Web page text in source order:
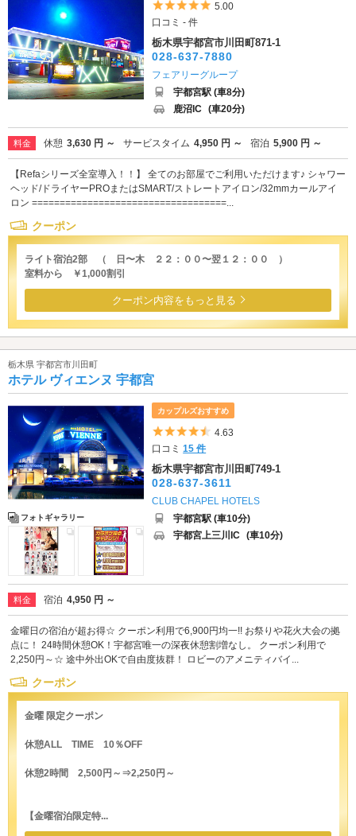
5つ星のうち5
5.00
口コミ - 件
栃木県宇都宮市川田町871-1
028-637-7880
フェアリーグループ
宇都宮駅 (車8分)
鹿沼IC (車20分)
料金 休憩 3,630 円 ～ サービスタイム 4,950 円 ～ 宿泊 5,900 円 ～
【Refaシリーズ全室導入！！】 全てのお部屋でご利用いただけます♪ シャワー
ヘッド/ドライヤーPROまたはSMART/ストレートアイロン/32mmカールアイ
ロン ===================================...
クーポン
ライト宿泊2部 （ 日〜木 ２２：００〜翌１２：００ ）
室料から ￥1,000割引
クーポン内容をもっと見る
栃木県 宇都宮市川田町
ホテル ヴィエンヌ 宇都宮
フォトギャラリー
カップルズおすすめ
5つ星のうち4.5
4.63
口コミ15 件
栃木県宇都宮市川田町749-1
028-637-3611
CLUB CHAPEL HOTELS
宇都宮駅 (車10分)
宇都宮上三川IC (車10分)
料金 宿泊 4,950 円 ～
金曜日の宿泊が超お得☆ クーポン利用で6,900円均一!! お祭りや花火大会の拠
点に！ 24時間休憩OK！宇都宮唯一の深夜休憩割増なし。 クーポン利用で
2,250円～☆ 途中外出OKで自由度抜群！ ロビーのアメニティバイ...
クーポン
金曜 限定クーポン
休憩ALL TIME 10％OFF
休憩2時間 2,500円～⇒2,250円～
【金曜宿泊限定特...